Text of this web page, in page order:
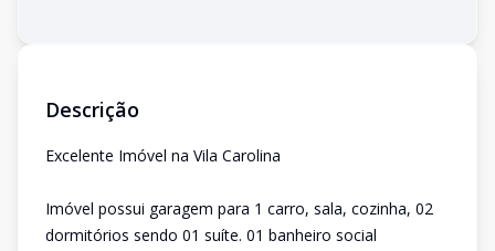
Descrição
Excelente Imóvel na Vila Carolina
Imóvel possui garagem para 1 carro, sala, cozinha, 02
dormitórios sendo 01 suíte. 01 banheiro social